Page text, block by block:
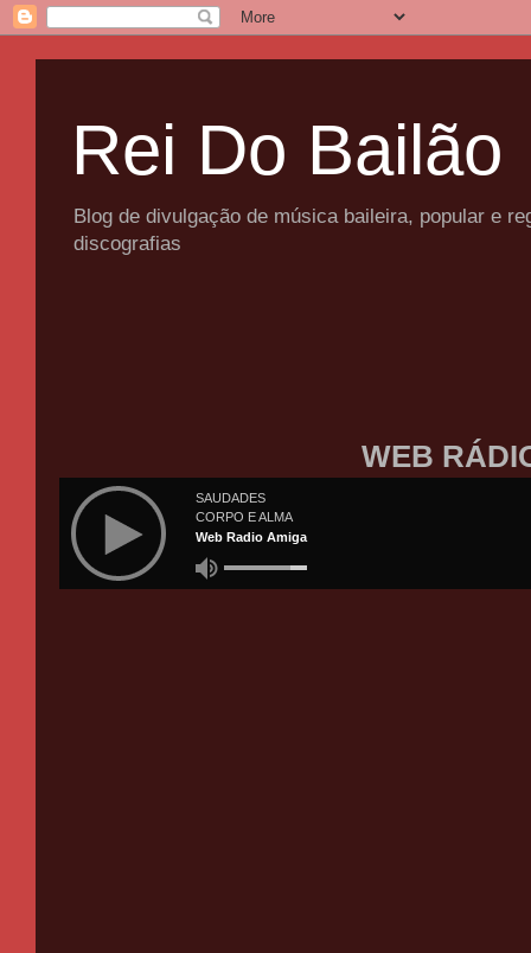
Rei Do Bailão
Blog de divulgação de música baileira, popular e
discografias
WEB